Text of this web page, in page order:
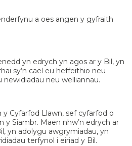
a oes angen y gyfraith
yn edrych yn agos ar y Bil, yn
sy’n cael eu heffeithio neu
neu welliannau.
y Cyfarfod Llawn, sef cyfarfod o
y Siambr. Maen nhw’n edrych ar
yn adolygu awgrymiadau, yn
terfynol i eiriad y Bil.